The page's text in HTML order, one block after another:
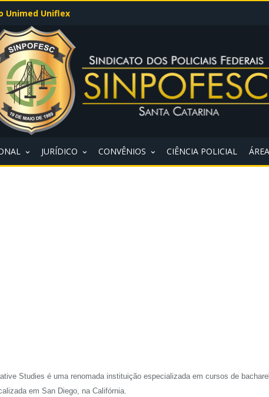
Unimed Uniflex
JURÍDICO CONVÊNIOS CIÊNCIA POLICIAL
Studies é uma renomada instituição especializada em cursos de
em San Diego, na Califórnia.